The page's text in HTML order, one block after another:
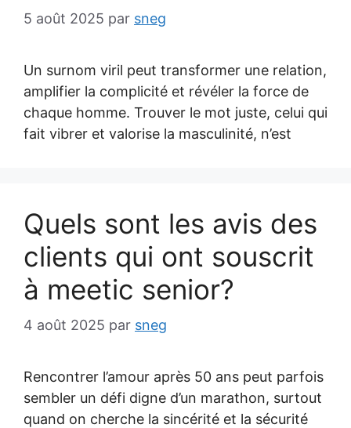
5 août 2025 par sneg
Un surnom viril peut transformer une relation,
amplifier la complicité et révéler la force de
chaque homme. Trouver le mot juste, celui qui
fait vibrer et valorise la masculinité, n’est
Quels sont les avis des
clients qui ont souscrit
à meetic senior?
4 août 2025 par sneg
Rencontrer l’amour après 50 ans peut parfois
sembler un défi digne d’un marathon, surtout
quand on cherche la sincérité et la sécurité